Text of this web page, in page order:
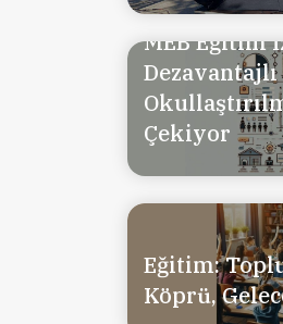
MEB Eğitim
Çekiyor
Eğitim:
Köprü,